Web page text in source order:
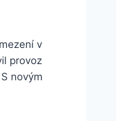
v
provoz
novým